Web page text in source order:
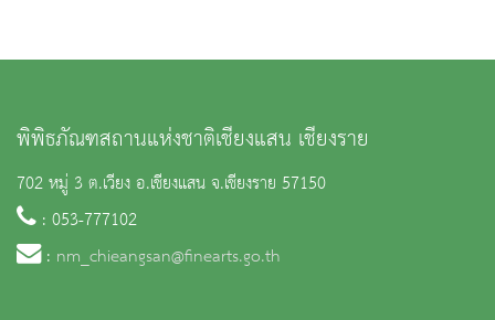
พิพิธภัณฑสถานแห่งชาติเชียงแสน เชียงราย
702 หมู่ 3 ต.เวียง อ.เชียงแสน จ.เชียงราย 57150
: 053-777102
: nm_chieangsan@finearts.go.th